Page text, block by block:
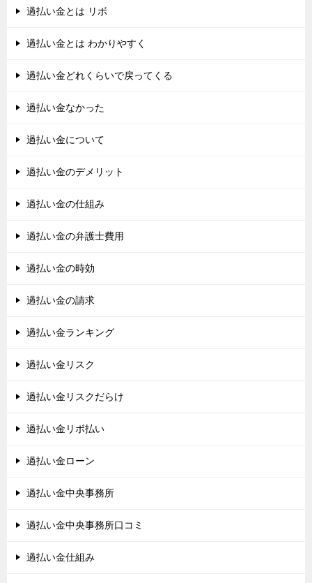
過払い金とは リボ
過払い金とは わかりやすく
過払い金どれくらいで戻ってくる
過払い金なかった
過払い金について
過払い金のデメリット
過払い金の仕組み
過払い金の弁護士費用
過払い金の時効
過払い金の請求
過払い金ランキング
過払い金リスク
過払い金リスクだらけ
過払い金リボ払い
過払い金ローン
過払い金中央事務所
過払い金中央事務所口コミ
過払い金仕組み